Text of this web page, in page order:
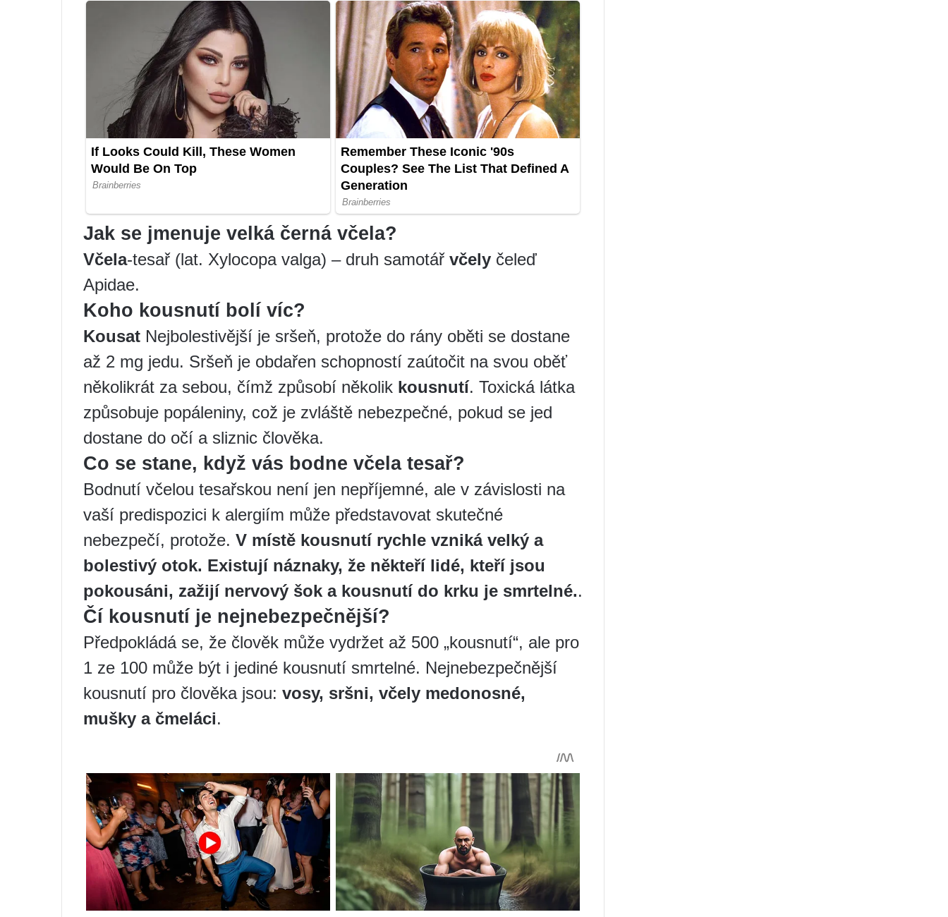
Jak se jmenuje velká černá včela?
Včela-tesař (lat. Xylocopa valga) – druh samotář včely čeleď
Apidae.
Koho kousnutí bolí víc?
Kousat Nejbolestivější je sršeň, protože do rány oběti se dostane
až 2 mg jedu. Sršeň je obdařen schopností zaútočit na svou oběť
několikrát za sebou, čímž způsobí několik kousnutí. Toxická látka
způsobuje popáleniny, což je zvláště nebezpečné, pokud se jed
dostane do očí a sliznic člověka.
Co se stane, když vás bodne včela tesař?
Bodnutí včelou tesařskou není jen nepříjemné, ale v závislosti na
vaší predispozici k alergiím může představovat skutečné
nebezpečí, protože. V místě kousnutí rychle vzniká velký a
bolestivý otok. Existují náznaky, že někteří lidé, kteří jsou
pokousáni, zažijí nervový šok a kousnutí do krku je smrtelné..
Čí kousnutí je nejnebezpečnější?
Předpokládá se, že člověk může vydržet až 500 „kousnutí“, ale pro
1 ze 100 může být i jediné kousnutí smrtelné. Nejnebezpečnější
kousnutí pro člověka jsou: vosy, sršni, včely medonosné,
mušky a čmeláci.